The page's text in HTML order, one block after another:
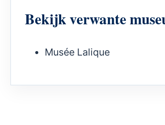
Bekijk verwante
Musée Lalique